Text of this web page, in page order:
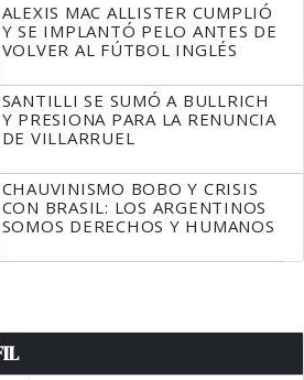
ALEXIS MAC ALLISTER CUMPLIÓ
Y SE IMPLANTÓ PELO ANTES DE
VOLVER AL FÚTBOL INGLÉS
SANTILLI SE SUMÓ A BULLRICH
Y PRESIONA PARA LA RENUNCIA
DE VILLARRUEL
CHAUVINISMO BOBO Y CRISIS
CON BRASIL: LOS ARGENTINOS
SOMOS DERECHOS Y HUMANOS